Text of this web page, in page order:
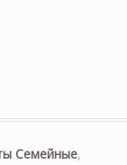
Palette
Семейные,